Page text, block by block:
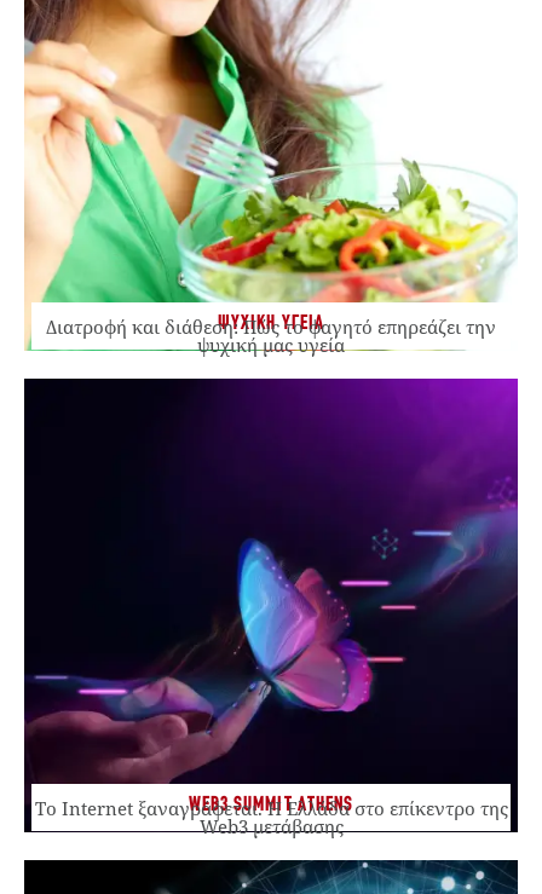
ΨΥΧΙΚΗ ΥΓΕΙΑ
Διατροφή και διάθεση: Πώς το φαγητό επηρεάζει την
ψυχική μας υγεία
WEB3 SUMMIT ATHENS
Το Internet ξαναγράφεται. Η Ελλάδα στο επίκεντρο της
Web3 μετάβασης